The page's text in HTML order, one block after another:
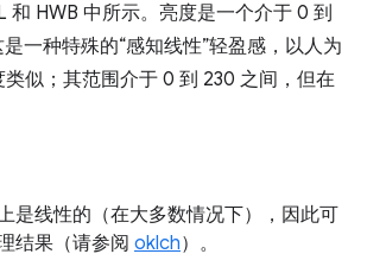
和 HWB 中所示。亮度是一个介于 0 到
一种特殊的“感知线性”轻盈感，以人为
似；其范围介于 0 到 230 之间，但在
是线性的（在大多数情况下），因此可
结果（请参阅 oklch）。